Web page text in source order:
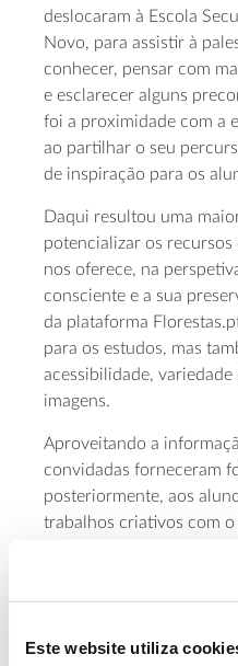
Este website utiliza
deslocaram à Escola
Novo, para assistir à
conhecer, pensar com
e esclarecer alguns
foi a proximidade com a
ao partilhar o seu
de inspiração para os
Daqui resultou uma
potencializar os
nos oferece, na
consciente e a sua
da plataforma
para os estudos, mas
acessibilidade,
imagens.
Aproveitando a
convidadas forneceram
posteriormente, aos
trabalhos criativos com o
Escola Básica S. João
Novo.
Nestes trabalhos